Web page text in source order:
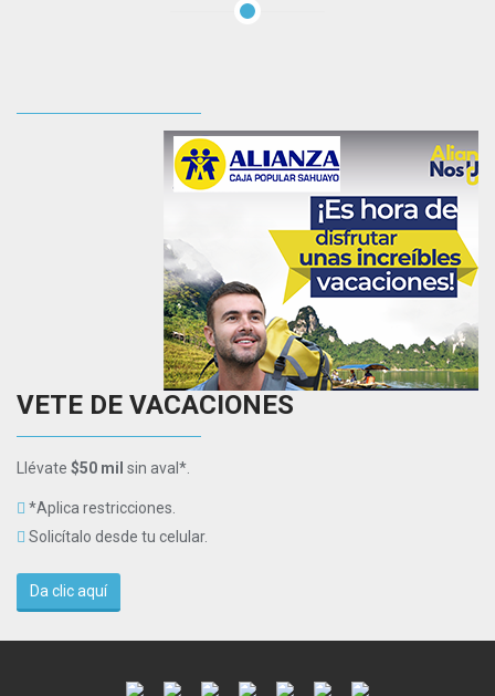
VETE DE VACACIONES
Llévate $50 mil sin aval*.
*Aplica restricciones.
Solicítalo desde tu celular.
Da clic aquí